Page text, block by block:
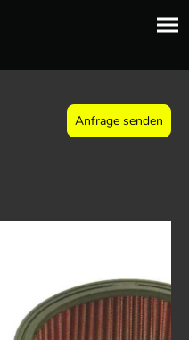
Anfrage senden